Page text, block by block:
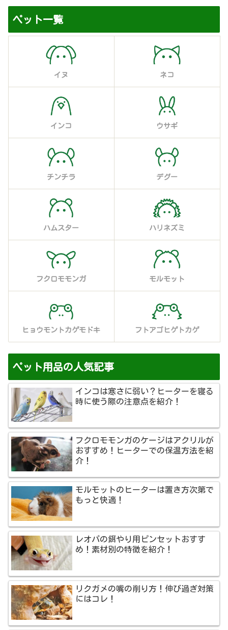
ペット一覧
イヌ ネコ
インコ ウサギ
チンチラ デグー
ハムスター ハリネズミ
フクロモモンガ モルモット
ヒョウモントカゲモドキ フトアゴヒゲトカゲ
ペット用品の人気記事
インコは寒さに弱い？ヒーターを寝る
時に使う際の注意点を紹介！
フクロモモンガのケージはアクリルが
おすすめ！ヒーターでの保温方法を紹
介！
モルモットのヒーターは置き方次第で
もっと快適！
レオパの餌やり用ピンセットおすす
め！素材別の特徴を紹介！
リクガメの嘴の削り方！伸び過ぎ対策
にはコレ！